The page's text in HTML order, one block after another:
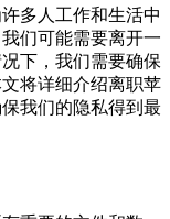
多人工作和生活中
们可能需要离开一
下，我们需要确保
将详细介绍离职苹
我们的隐私得到最